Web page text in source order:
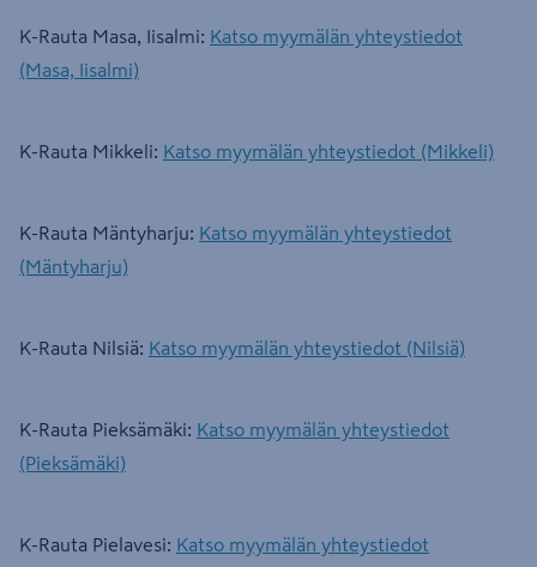
K-Rauta Masa, Iisalmi: Katso myymälän yhteystiedot
(Masa, Iisalmi)
K-Rauta Mikkeli: Katso myymälän yhteystiedot (Mikkeli)
K-Rauta Mäntyharju: Katso myymälän yhteystiedot
(Mäntyharju)
K-Rauta Nilsiä: Katso myymälän yhteystiedot (Nilsiä)
K-Rauta Pieksämäki: Katso myymälän yhteystiedot
(Pieksämäki)
K-Rauta Pielavesi: Katso myymälän yhteystiedot